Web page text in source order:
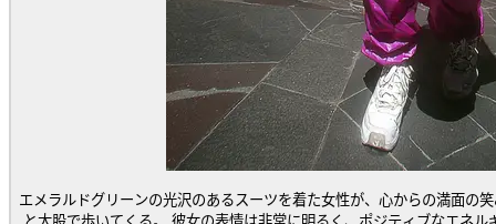
エメラルドグリーンの光沢のあるスーツを着た女性が、心からの満面の